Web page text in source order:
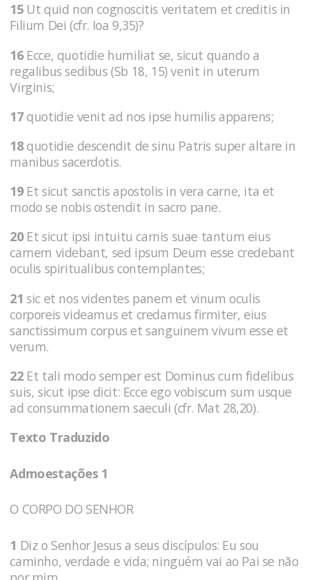
15 Ut quid non cognoscitis veritatem et creditis in
Filium Dei (cfr. Ioa 9,35)?
16 Ecce, quotidie humiliat se, sicut quando a
regalibus sedibus (Sb 18, 15) venit in uterum
Virginis;
17quotidie venit ad nos ipse humilis apparens;
18quotidie descendit de sinu Patris super altare in
manibus sacerdotis.
19 Et sicut sanctis apostolis in vera carne, ita et
modo se nobis ostendit in sacro pane.
20 Et sicut ipsi intuitu carnis suae tantum eius
carnem videbant, sed ipsum Deum esse credebant
oculis spiritualibus contemplantes;
21sic et nos videntes panem et vinum oculis
corporeis videamus et credamus firmiter, eius
sanctissimum corpus et sanguinem vivum esse et
verum.
22 Et tali modo semper est Dominus cum fidelibus
suis, sicut ipse dicit: Ecce ego vobiscum sum usque
ad consummationem saeculi (cfr. Mat 28,20).
Texto Traduzido
Admoestações 1
O CORPO DO SENHOR
1 Diz o Senhor Jesus a seus discípulos: Eu sou
caminho, verdade e vida; nin­guém vai ao Pai se não